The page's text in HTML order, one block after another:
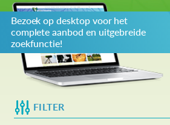
Over ons
Privacybeleid
Redactiestatuut
log in
Bezoek op desktop voor het
complete aanbod en uitgebreide
zoekfunctie!
KIES JE THEMA
FILTER